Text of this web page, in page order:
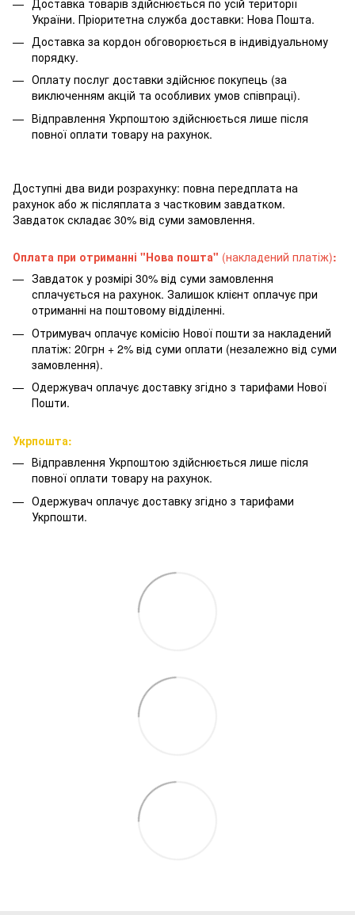
України. Пріоритетна служба доставки: Нова Пошта.
Доставка за кордон обговорюється в індивідуальному
порядку.
Оплату послуг доставки здійснює покупець (за
виключенням акцій та особливих умов співпраці).
Відправлення Укрпоштою здійснюється лише після
повної оплати товару на рахунок.
Доступні два види розрахунку: повна передплата на
рахунок або ж післяплата з частковим завдатком.
Завдаток складає 30% від суми замовлення.
Оплата при отриманні "Нова пошта" (накладений платіж):
Завдаток у розмірі 30% від суми замовлення
сплачується на рахунок. Залишок клієнт оплачує при
отриманні на поштовому відділенні.
Отримувач оплачує комісію Нової пошти за накладений
платіж: 20грн + 2% від суми оплати (незалежно від суми
замовлення).
Одержувач оплачує доставку згідно з тарифами Нової
Пошти.
Укрпошта:
Відправлення Укрпоштою здійснюється лише після
повної оплати товару на рахунок.
Одержувач оплачує доставку згідно з тарифами
Укрпошти.